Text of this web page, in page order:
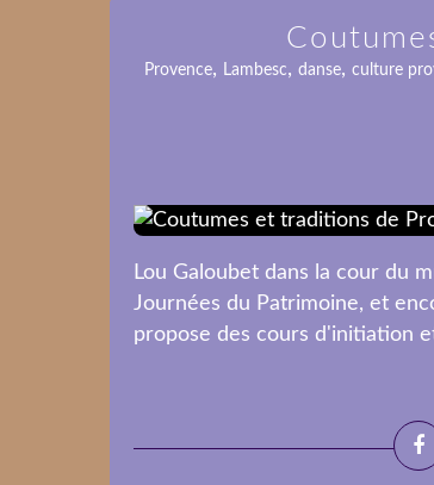
Provence, Lambesc, danse, culture
Lou Galoubet dans la cour du
Journées du Patrimoine, et
propose des cours d'initiation